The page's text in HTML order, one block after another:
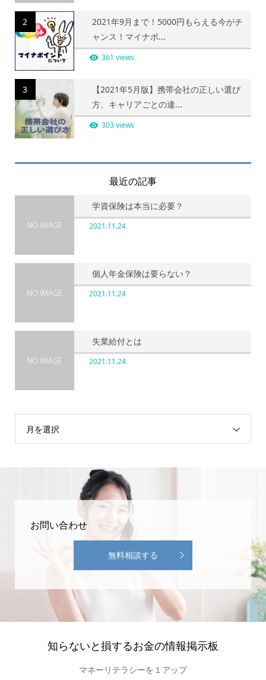
2
2021年9月まで！5000円もらえる今がチ
ャンス！マイナポ...
361 views
3
【2021年5月版】携帯会社の正しい選び
方、キャリアごとの違...
303 views
最近の記事
学資保険は本当に必要？
2021.11.24
個人年金保険は要らない？
2021.11.24
失業給付とは
2021.11.24
月を選択
お問い合わせ
無料相談する
知らないと損するお金の情報掲示板
マネーリテラシーを１アップ